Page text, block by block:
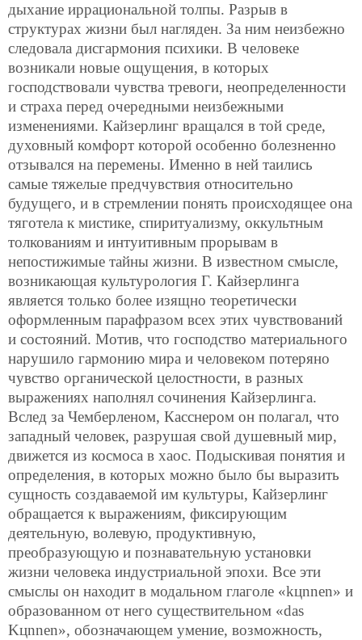
дыхание иррациональной толпы. Разрыв в
структурах жизни был нагляден. За ним неизбежно
следовала дисгармония психики. В человеке
возникали новые ощущения, в которых
господствовали чувства тревоги, неопределенности
и страха перед очередными неизбежными
изменениями. Кайзерлинг вращался в той среде,
духовный комфорт которой особенно болезненно
отзывался на перемены. Именно в ней таились
самые тяжелые предчувствия относительно
будущего, и в стремлении понять происходящее она
тяготела к мистике, спиритуализму, оккультным
толкованиям и интуитивным прорывам в
непостижимые тайны жизни. В известном смысле,
возникающая культурология Г. Кайзерлинга
является только более изящно теоретически
оформленным парафразом всех этих чувствований
и состояний. Мотив, что господство материального
нарушило гармонию мира и человеком потеряно
чувство органической целостности, в разных
выражениях наполнял сочинения Кайзерлинга.
Вслед за Чемберленом, Касснером он полагал, что
западный человек, разрушая свой душевный мир,
движется из космоса в хаос. Подыскивая понятия и
определения, в которых можно было бы выразить
сущность создаваемой им культуры, Кайзерлинг
обращается к выражениям, фиксирующим
деятельную, волевую, продуктивную,
преобразующую и познавательную установки
жизни человека индустриальной эпохи. Все эти
смыслы он находит в модальном глаголе «kцnnen» и
образованном от него существительном «das
Kцnnen», обозначающем умение, возможность,